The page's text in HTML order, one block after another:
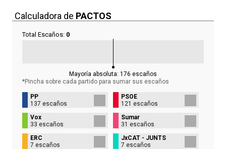
Calculadora de PACTOS
Total Escaños: 0
Mayoría absoluta: 176 escaños
*Pincha sobre cada partido para sumar sus escaños
PP
137 escaños
PSOE
121 escaños
Vox
33 escaños
Sumar
31 escaños
ERC
7 escaños
JxCAT - JUNTS
7 escaños